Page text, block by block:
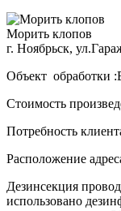
Морить клопов
г. Ноябрьск,
Объект обработки
Стоимость
Потребность
Расположение
Дезинсекция
использовано